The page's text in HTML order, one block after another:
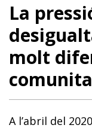
La
molt
A l’abril del